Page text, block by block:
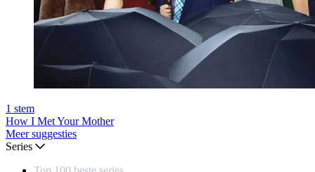
1 stem
How I Met Your Mother
Meer suggesties
Series